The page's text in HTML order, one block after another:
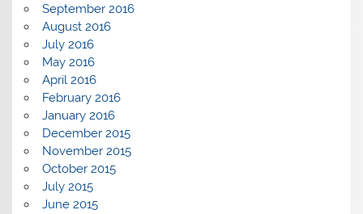
September 2016
August 2016
July 2016
May 2016
April 2016
February 2016
January 2016
December 2015
November 2015
October 2015
July 2015
June 2015